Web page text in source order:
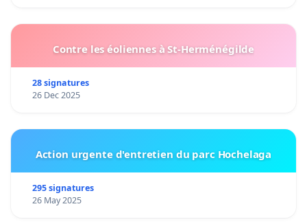
Contre les éoliennes à St-Herménégilde
28 signatures
26 Dec 2025
Action urgente d'entretien du parc Hochelaga
295 signatures
26 May 2025